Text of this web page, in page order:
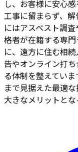
し、お客様に安心
工事に留まらず、
にはアスベスト調
格者が在籍する専
に、遠方に住む相
告やオンライン打
る体制を整えてい
まで見据えた最適
大きなメリットとな